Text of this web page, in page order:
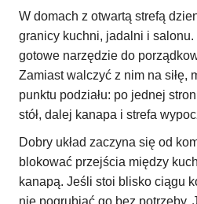
W domach z otwartą strefą
granicy kuchni, jadalni i
gotowe narzędzie do
Zamiast walczyć z nim na siłę,
punktu podziału: po jednej
stół, dalej kanapa i strefa
Dobry układ zaczyna się od
blokować przejścia między
kanapą. Jeśli stoi blisko ciągu